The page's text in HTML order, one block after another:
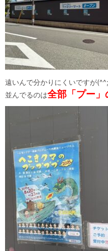
遠いんで分かりにくいですが
並んでるのは全部「プー」